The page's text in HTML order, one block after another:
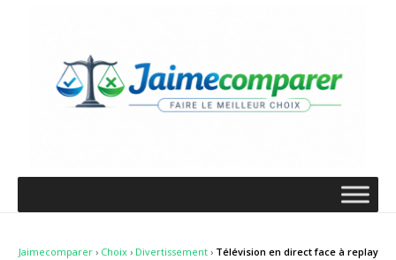
Jaimecomparer› Choix› Divertissement› Télévision en direct face à replay